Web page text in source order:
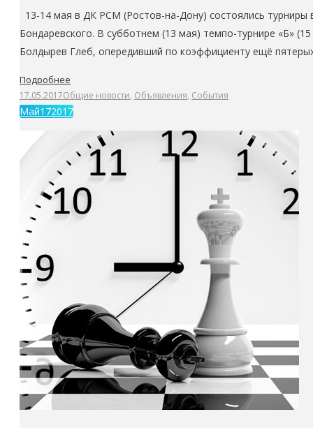
13-14 мая в ДК РСМ (Ростов-на-Дону) состоялись
Бондаревского. В субботнем (13 мая) темпо-турнире «Б»
Болдырев Глеб, опередивший по коэффициенту ещё
Подробнее
17.05.2017Общие новости, Объявления, События
Май172017